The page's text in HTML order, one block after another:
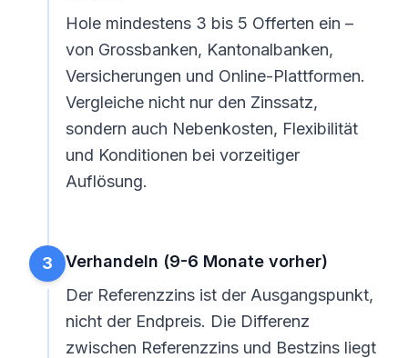
Hole mindestens 3 bis 5 Offerten ein –
von Grossbanken, Kantonalbanken,
Versicherungen und Online-Plattformen.
Vergleiche nicht nur den Zinssatz,
sondern auch Nebenkosten, Flexibilität
und Konditionen bei vorzeitiger
Auflösung.
3
Verhandeln (9-6 Monate vorher)
Der Referenzzins ist der Ausgangspunkt,
nicht der Endpreis. Die Differenz
zwischen Referenzzins und Bestzins liegt